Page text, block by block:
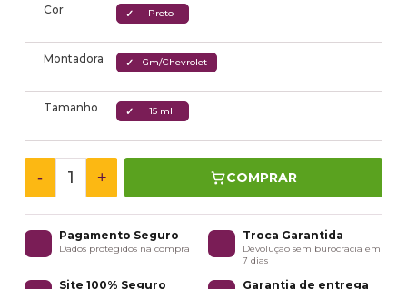
Cor Preto
Montadora Gm/Chevrolet
Tamanho 15 ml
- + COMPRAR
Pagamento Seguro
Dados protegidos na compra
Troca Garantida
Devolução sem burocracia em
7 dias
Site 100% Seguro Garantia de entrega